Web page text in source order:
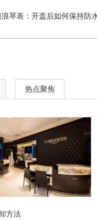
浪琴表：开盖后如何保持防
热点聚焦
方法